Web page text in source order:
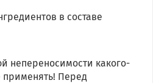
в составе
непереносимости какого-
применять! Перед